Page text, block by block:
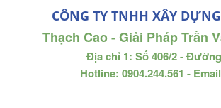
CÔNG TY TNHH XÂY
Thạch Cao - Giải Pháp Trần
Địa chỉ 1: Số 406/2 -
Hotline: 0904.244.561 -